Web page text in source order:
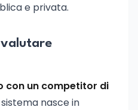
e privata.
valutare
con un competitor di
sistema nasce in